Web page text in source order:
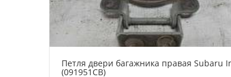
Петля двери багажника правая Subaru
(091951СВ)